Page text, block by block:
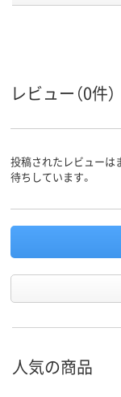
キャップ式
線の太さ
質量 350g
商品環境
レビュー（0件）
投稿されたレビューは
待ちしています。
人気の商品